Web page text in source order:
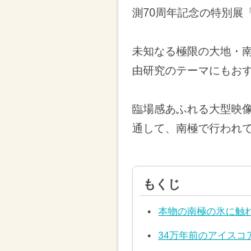
測70周年記念の特別展
未知なる極限の大地・
由研究のテーマにもお
臨場感あふれる大型映
通して、南極で行われ
もくじ
本物の南極の氷に触
34万年前のアイスコ